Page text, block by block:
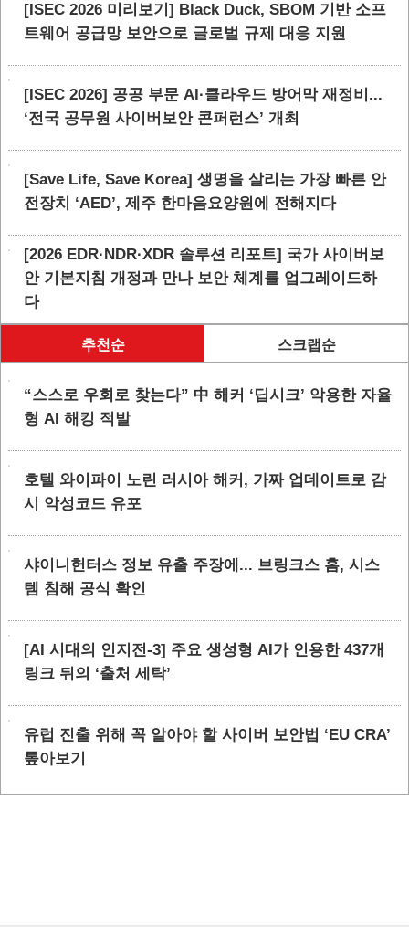
[ISEC 2026 미리보기] Black Duck, SBOM 기반 소프
트웨어 공급망 보안으로 글로벌 규제 대응 지원
[ISEC 2026] 공공 부문 AI·클라우드 방어막 재정비...
‘전국 공무원 사이버보안 콘퍼런스’ 개최
[Save Life, Save Korea] 생명을 살리는 가장 빠른 안
전장치 ‘AED’, 제주 한마음요양원에 전해지다
[2026 EDR·NDR·XDR 솔루션 리포트] 국가 사이버보
안 기본지침 개정과 만나 보안 체계를 업그레이드하
다
추천순 스크랩순
“스스로 우회로 찾는다” 中 해커 ‘딥시크’ 악용한 자율
형 AI 해킹 적발
호텔 와이파이 노린 러시아 해커, 가짜 업데이트로 감
시 악성코드 유포
샤이니헌터스 정보 유출 주장에... 브링크스 홈, 시스
템 침해 공식 확인
[AI 시대의 인지전-3] 주요 생성형 AI가 인용한 437개
링크 뒤의 ‘출처 세탁’
유럽 진출 위해 꼭 알아야 할 사이버 보안법 ‘EU CRA’
톺아보기